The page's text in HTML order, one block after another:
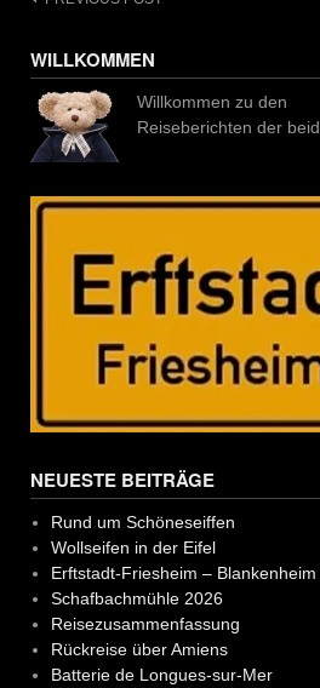
WILLKOMMEN
Willkommen zu den
Reiseberichten der
NEUESTE BEITRÄGE
Rund um Schöneseiffen
Wollseifen in der Eifel
Erftstadt-Friesheim – Blankenheim
Schafbachmühle 2026
Reisezusammenfassung
Rückreise über Amiens
Batterie de Longues-sur-Mer